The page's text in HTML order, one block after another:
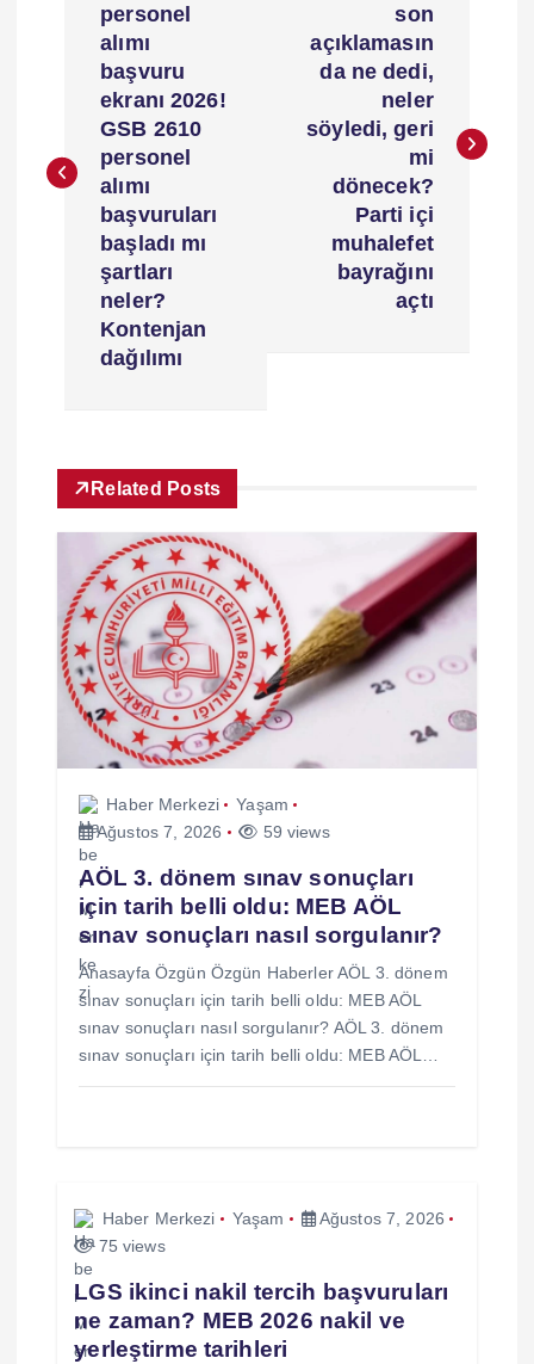
g
m
e
s
personel
alımı
başvuru
ekranı 2026!
GSB 2610
personel
alımı
başvuruları
başladı mı
şartları
neler?
Kontenjan
dağılımı
son
açıklamasın
da ne dedi,
neler
söyledi, geri
mi
dönecek?
Parti içi
muhalefet
bayrağını
açtı
Related Posts
Haber Merkezi
Yaşam
Ağustos 7, 2026
59 views
AÖL 3. dönem sınav sonuçları
için tarih belli oldu: MEB AÖL
sınav sonuçları nasıl sorgulanır?
Anasayfa Özgün Özgün Haberler AÖL 3. dönem
sınav sonuçları için tarih belli oldu: MEB AÖL
sınav sonuçları nasıl sorgulanır? AÖL 3. dönem
sınav sonuçları için tarih belli oldu: MEB AÖL…
Haber Merkezi Yaşam
Ağustos 7, 2026
75 views
LGS ikinci nakil tercih başvuruları
ne zaman? MEB 2026 nakil ve
yerleştirme tarihleri